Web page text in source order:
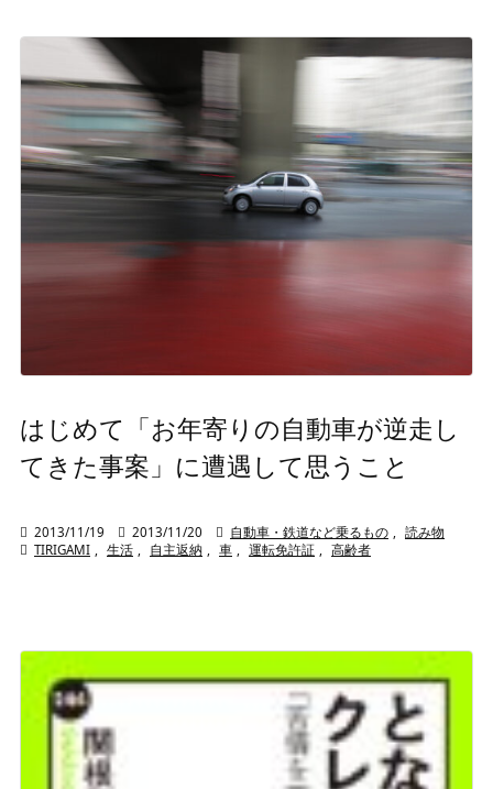
はじめて「お年寄りの自動車が逆走し
てきた事案」に遭遇して思うこと
 2013/11/19  2013/11/20  自動車・鉄道など乗るもの , 読み物
 TIRIGAMI , 生活 , 自主返納 , 車 , 運転免許証 , 高齢者